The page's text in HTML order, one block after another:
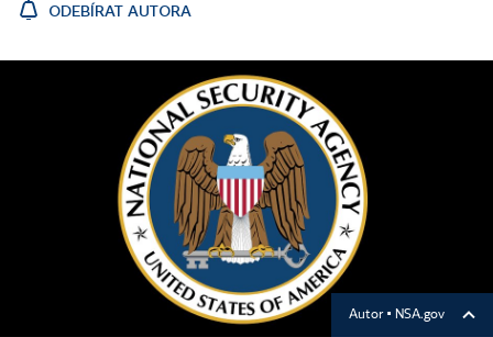
ODEBÍRAT AUTORA
Autor ▪ NSA.gov